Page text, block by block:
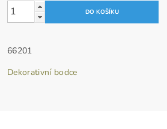
66201
Dekorativní bodce